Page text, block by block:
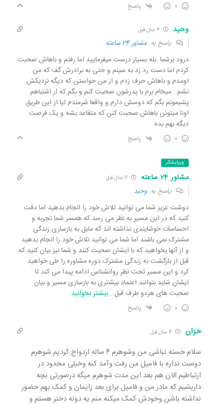
0 پاسخ
وحید 6 سال قبل
پاسخ به مشاور 24 ساعته
درود برشما .بله بسیار درست میفرمایید اما رفتم و باهاش صحبت
کردم اما دست رد زد به سینم و حتی به برادرش گف که من
اومدم و باهاش حرف زدم و از من حواستن که دیگه نزدیکش
نشم . میخام برم با پدرشون صحبت کنم و بگم که ار اشتباهم
پشیمونم بگم که دوسش دارم و واقعا شرمندم ایا از این طریق
اونا میتونن باهاش صحبت کنن که متقاعد بشه و یک فرصت
دیگه بهم بده
0 پاسخ
ویرایشگر
مشاور 24 ساعته 6 سال قبل
پاسخ به وحید
دوشت عزیز شما می توانید تلاش خود را انجام بدهید اما دقت
کنید که در این مسیر به نظر می رسد که همسر شما تجربه و
احساسات خوشایندی نداشته اند که مایل به بازسازی زندگی
مشترک نمی باشند اما شما می توانید تلاش خود را انجام بدهید
و از آنها بخواهید که با ایشان صحبت کنند و شما نیز بیان کنید که
قبل از بازگشت به زندگی مشترک دوره مشاوره را طی خواهید
کرد و این مسیر تحت نظر روانشناس ادامه پیدا می کند تا
ایشان شاید بتوانند اعتماد بیشتری به بازسازی مسیر و بیان
صحبت های هردو طرف قبل… بیشتر بخوانید
0 پاسخ
خزان 6 سال قبل
سلام خسته نباشی.من وشوهرم ۴ ساله ازدواج کردیم.شوهرم
دوست نداره با فامیل من رفت وآمد کنه وخیلی محدود در
ارتباطیم.الان هم بعد این مدت شوهرم میگه درصورتی بچه
داربشیم که مادر من و فامیل برای بعد زایمان و کمک بهم حضور
نداشته باشن.وخودش کمک میکنه.منم یه دونه دختر هستم و